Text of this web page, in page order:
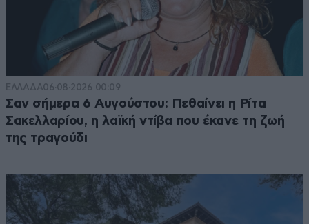
ΕΛΛΑΔΑ06·08·2026 00:09
Σαν σήμερα 6 Αυγούστου: Πεθαίνει η Ρίτα
Σακελλαρίου, η λαϊκή ντίβα που έκανε τη ζωή
της τραγούδι